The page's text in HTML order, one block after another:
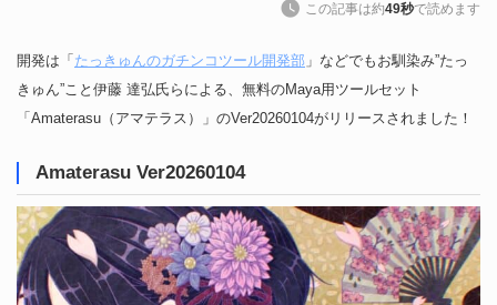
この記事は約49秒で読めます
開発は「 たっきゅんのガチンコツール開発部 」などでもお馴染み”たっ
きゅん”こと伊藤 達弘氏らによる、無料のMaya用ツールセット
「Amaterasu（アマテラス）」のVer20260104がリリースされました！
Amaterasu Ver20260104